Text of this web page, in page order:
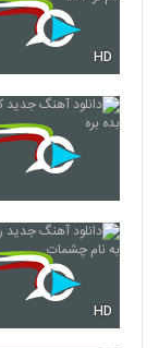
HD
HD